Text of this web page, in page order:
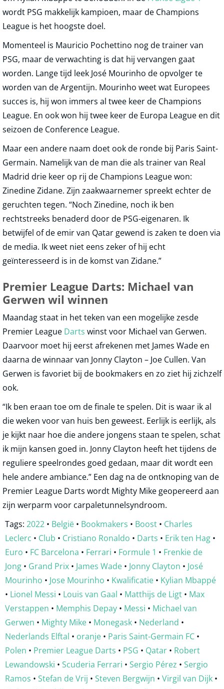
wordt PSG makkelijk kampioen, maar de Champions
League is het hoogste doel.
Momenteel is Mauricio Pochettino nog de trainer van
PSG, maar de verwachting is dat hij vervangen gaat
worden. Lange tijd leek José Mourinho de opvolger te
worden van de Argentijn. Mourinho weet wat Europees
succes is, hij won immers al twee keer de Champions
League. En ook won hij twee keer de Europa League en dit
seizoen de Conference League.
Maar een andere naam doet ook de ronde bij Paris Saint-
Germain. Namelijk van de man die als trainer van Real
Madrid drie keer op rij de Champions League won:
Zinedine Zidane. Zijn zaakwaarnemer spreekt echter de
geruchten tegen. “Noch Zinedine, noch ik ben
rechtstreeks benaderd door de PSG-eigenaren. Ik
betwijfel of de emir van Qatar gewend is zaken te doen via
de media. Ik weet niet eens zeker of hij echt
geïnteresseerd is in de komst van Zidane.”
Premier League Darts: Michael van
Gerwen wil winnen
Maandag staat in het teken van een mogelijke zesde
Premier League Darts winst voor Michael van Gerwen.
Daarvoor moet hij eerst afrekenen met James Wade en
daarna de winnaar van Jonny Clayton – Joe Cullen. Van
Gerwen is favoriet bij de bookmakers en zo ziet hij zichzelf
ook.
“Ik ben eraan toe om de finale te spelen. Dit is waar ik al
die weken voor van huis ben geweest. Eerlijk is eerlijk, als
je kijkt naar hoe die andere jongens staan te spelen, schat
ik mijn kansen goed in. Jonny Clayton heeft het tijdens de
reguliere speelrondes goed gedaan, maar dit wordt een
hele andere ambiance.” Een dag na de ontknoping van de
Premier League Darts wordt Mighty Mike geopereerd aan
zijn werparm voor carpaletunnelsyndroom.
Tags: 2022 • België • Bookmakers • Boost • Charles
Leclerc • Club • Cristiano Ronaldo • Darts • Erik ten Hag •
Euro • FC Barcelona • Ferrari • Formule 1 • Frenkie de
Jong • Grand Prix • James Wade • Jonny Clayton • José
Mourinho • Jose Mourinho • Kwalificatie • Kylian Mbappé
• Lionel Messi • Louis van Gaal • Matthijs de Ligt • Max
Verstappen • Memphis Depay • Messi • Michael van
Gerwen • Mighty Mike • Monegask • Nederland •
Nederlands Elftal • oranje • Paris Saint-Germain FC •
Polen • Premier League Darts • PSG • Qatar • Robert
Lewandowski • Scuderia Ferrari • Sergio Pérez • Sergio
Ramos • Stefan de Vrij • Steven Bergwijn • Virgil van Dijk •